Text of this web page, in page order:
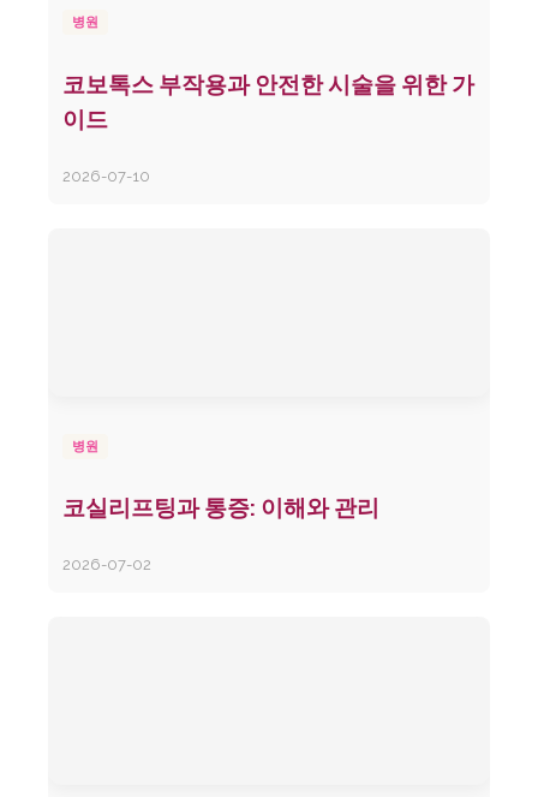
병원
코보톡스 부작용과 안전한 시술을 위한 가
이드
2026-07-10
병원
코실리프팅과 통증: 이해와 관리
2026-07-02